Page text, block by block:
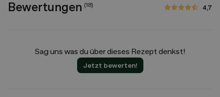
Bewertungen (18) 4,7
4,7 von 5 Sternen
Sag uns was du über dieses Rezept denkst!
Jetzt bewerten!